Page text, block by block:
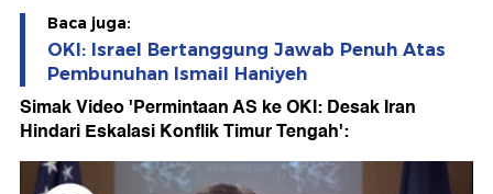
Baca juga:
OKI: Israel Bertanggung Jawab Penuh Atas
Pembunuhan Ismail Haniyeh
Simak Video 'Permintaan AS ke OKI: Desak Iran
Hindari Eskalasi Konflik Timur Tengah':